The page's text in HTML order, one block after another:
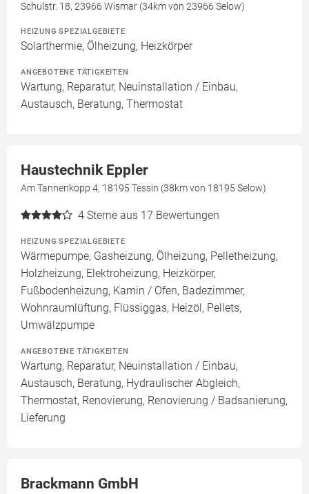
Schulstr. 18, 23966 Wismar (34km von 23966 Selow)
HEIZUNG SPEZIALGEBIETE
Solarthermie, Ölheizung, Heizkörper
ANGEBOTENE TÄTIGKEITEN
Wartung, Reparatur, Neuinstallation / Einbau,
Austausch, Beratung, Thermostat
Haustechnik Eppler
Am Tannenkopp 4, 18195 Tessin (38km von 18195 Selow)
4 Sterne aus 17 Bewertungen
HEIZUNG SPEZIALGEBIETE
Wärmepumpe, Gasheizung, Ölheizung, Pelletheizung,
Holzheizung, Elektroheizung, Heizkörper,
Fußbodenheizung, Kamin / Ofen, Badezimmer,
Wohnraumlüftung, Flüssiggas, Heizöl, Pellets,
Umwälzpumpe
ANGEBOTENE TÄTIGKEITEN
Wartung, Reparatur, Neuinstallation / Einbau,
Austausch, Beratung, Hydraulischer Abgleich,
Thermostat, Renovierung, Renovierung / Badsanierung,
Lieferung
Brackmann GmbH